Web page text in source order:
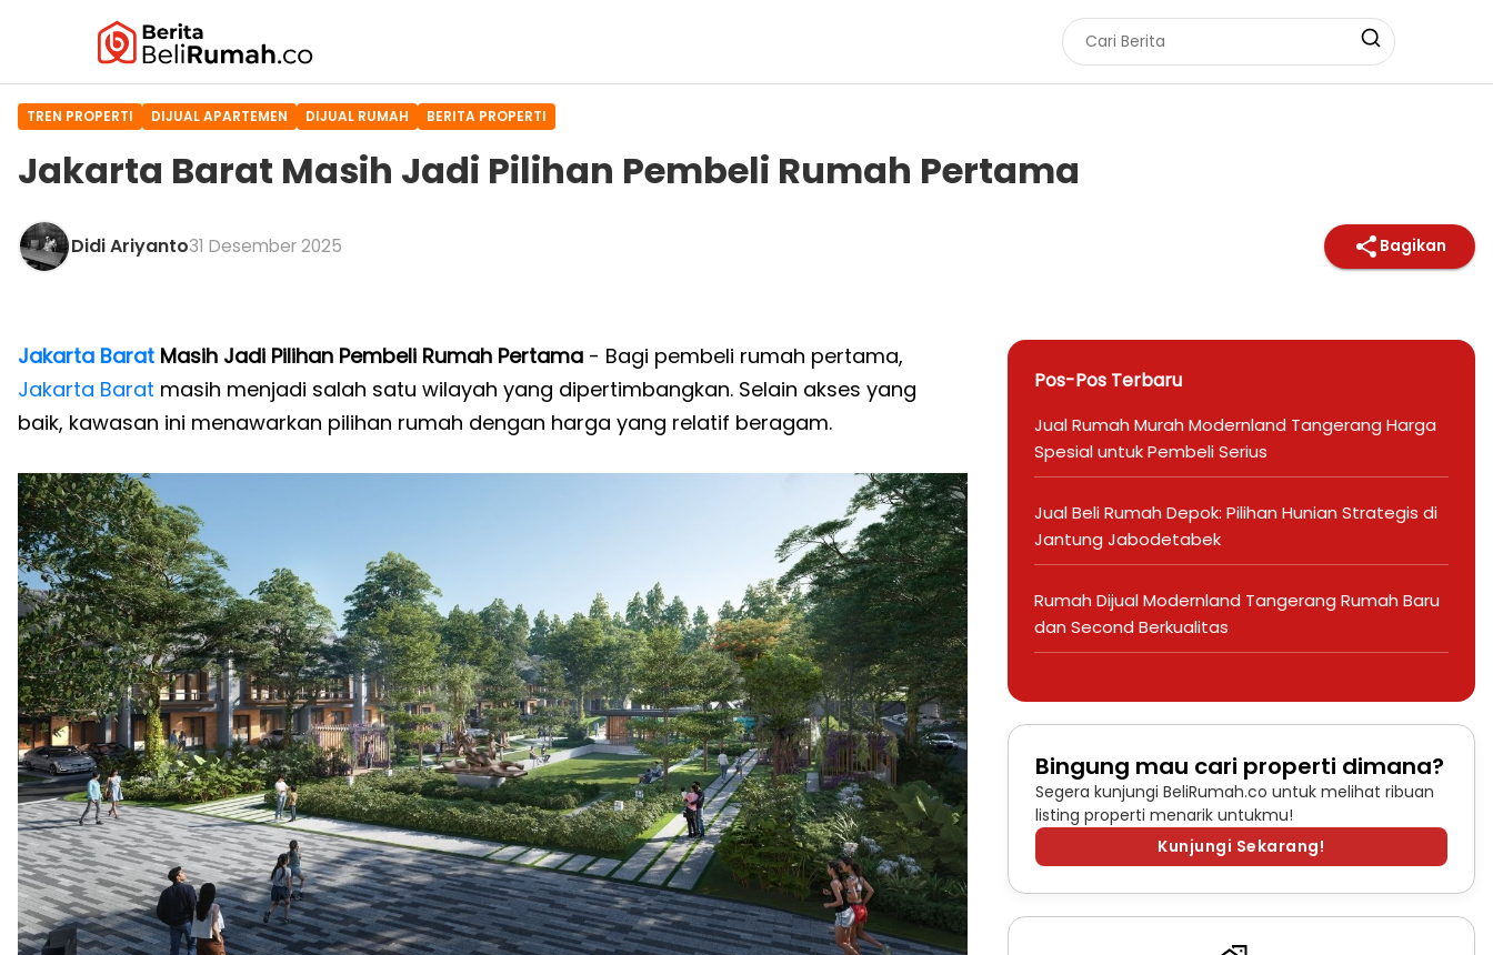
TREN PROPERTI DIJUAL APARTEMEN DIJUAL RUMAH BERITA PROPERTI
Jakarta Barat Masih Jadi Pilihan Pembeli Rumah Pertama
Didi Ariyanto31 Desember 2025 Bagikan
Jakarta Barat Masih Jadi Pilihan Pembeli Rumah Pertama - Bagi pembeli rumah pertama,
Jakarta Barat masih menjadi salah satu wilayah yang dipertimbangkan. Selain akses yang
baik, kawasan ini menawarkan pilihan rumah dengan harga yang relatif beragam.
Pos-Pos Terbaru
Jual Rumah Murah Modernland Tangerang Harga
Spesial untuk Pembeli Serius
Jual Beli Rumah Depok: Pilihan Hunian Strategis di
Jantung Jabodetabek
Rumah Dijual Modernland Tangerang Rumah Baru
dan Second Berkualitas
Bingung mau cari properti dimana?
Segera kunjungi BeliRumah.co untuk melihat ribuan
listing properti menarik untukmu!
Kunjungi Sekarang!